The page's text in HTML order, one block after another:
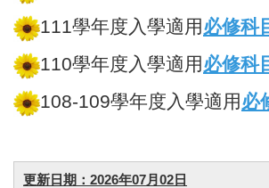
111學年度入學適用必修科
110學年度入學適用必修科
108-109學年度入學適用必
更新日期：2026年07月02日